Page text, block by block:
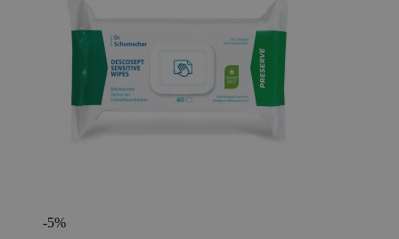
-5%